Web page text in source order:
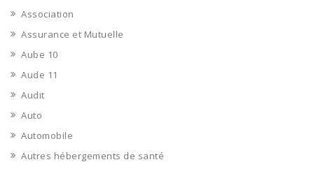
Association
Assurance et Mutuelle
Aube 10
Aude 11
Audit
Auto
Automobile
Autres hébergements de santé